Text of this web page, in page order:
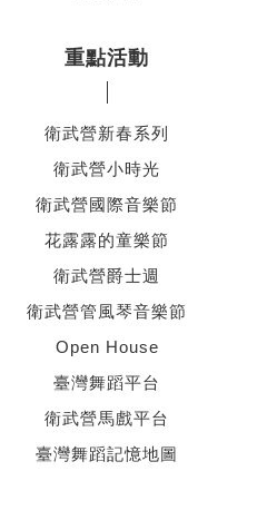
重點活動
衛武營新春系列
衛武營小時光
衛武營國際音樂節
花露露的童樂節
衛武營爵士週
衛武營管風琴音樂節
Open House
臺灣舞蹈平台
衛武營馬戲平台
臺灣舞蹈記憶地圖